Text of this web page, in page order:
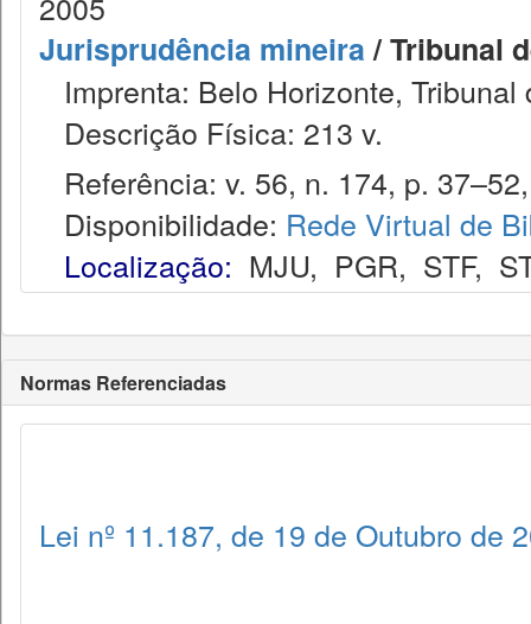
Jurisprudência mineira/ Tribunal
Imprenta: Belo Horizonte,
Descrição Física: 213 v.
Referência: v. 56, n. 174, p.
Disponibilidade: Rede Virtual de
Localização: MJU, PGR, STF,
Normas Referenciadas
Lei nº 11.187, de 19 de Outubro de